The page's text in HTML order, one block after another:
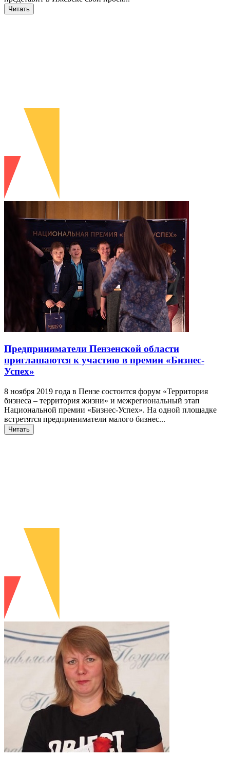
Читать
Предприниматели Пензенской области
приглашаются к участию в премии «Бизнес-
Успех»
8 ноября 2019 года в Пензе состоится форум «Территория
бизнеса – территория жизни» и межрегиональный этап
Национальной премии «Бизнес-Успех». На одной площадке
встретятся предприниматели малого бизнес...
Читать